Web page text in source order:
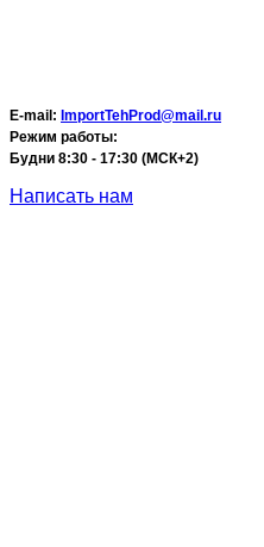
E-mail: ImportTehProd@mail.ru
Режим работы:
Будни 8:30 - 17:30 (МСК+2)
Написать нам